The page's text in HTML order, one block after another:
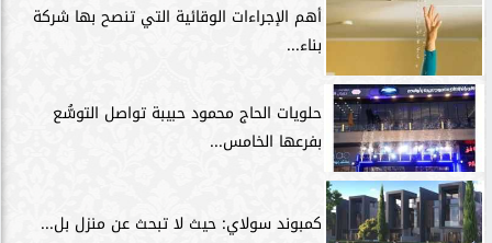
أهم الإجراءات الوقائية التي تنصح بها شركة
بناء...
حلويات الحاج محمود حبيبة تواصل التوسُّع
بفرعها الخامس...
كمبوند سولاي: حيث لا تبحث عن منزل بل...